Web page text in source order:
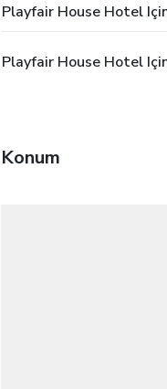
Playfair House Hotel
Playfair House Hotel
Konum